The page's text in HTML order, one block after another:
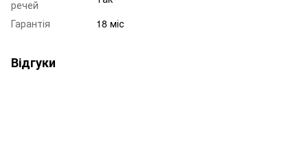
речей
Гарантія
18 міс
Відгуки